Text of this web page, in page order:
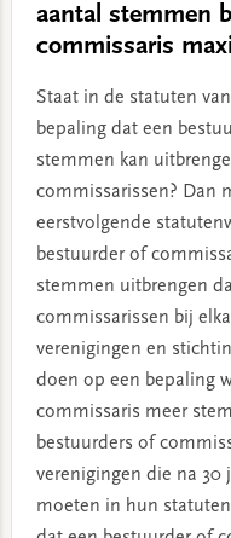
aantal stemmen
commissaris
Staat in de statuten
bepaling dat een
stemmen kan
commissarissen? Dan
eerstvolgende
bestuurder of
stemmen uitbrengen
commissarissen bij
verenigingen en
doen op een bepaling
commissaris meer
bestuurders of
verenigingen die na 30
moeten in hun